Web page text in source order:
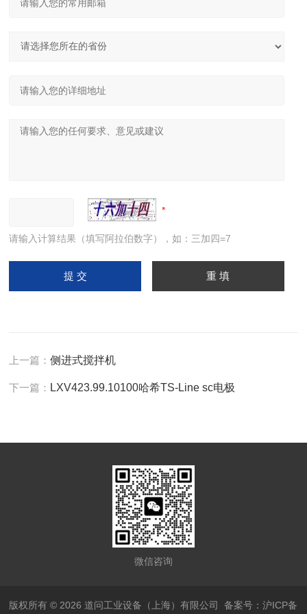
请输入计算结果（填写阿拉伯数字），如：三加四=7
上一篇：侧进式搅拌机
下一篇： LXV423.99.10100哈希TS-Line sc电极
微信咨询
版权所有 © 2026 道问工业设备（上海）有限公司备案号：沪ICP备